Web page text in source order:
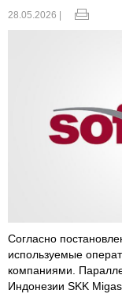
28.05.2026 |
Согласно
используемые
компаниями.
Индонезии SKK